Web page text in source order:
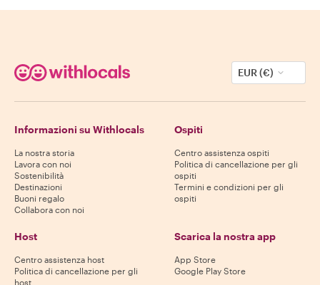
EUR (€)
Informazioni su Withlocals
La nostra storia
Lavora con noi
Sostenibilità
Destinazioni
Buoni regalo
Collabora con noi
Ospiti
Centro assistenza ospiti
Politica di cancellazione per gli
ospiti
Termini e condizioni per gli
ospiti
Host
Centro assistenza host
Politica di cancellazione per gli
host
Scarica la nostra app
App Store
Google Play Store